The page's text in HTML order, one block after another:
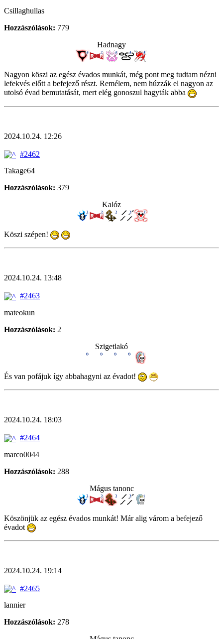
Csillaghullas
Hozzászólások: 779
Hadnagy
Nagyon köszi az egész évados munkát, még pont meg tudtam nézni
lefekvés előtt a befejező részt. Remélem, nem húzzák el nagyon az
utolsó évad bemutatását, mert elég gonoszul hagyták abba
2024.10.24. 12:26
#2462
Takage64
Hozzászólások: 379
Kalóz
Köszi szépen!
2024.10.24. 13:48
#2463
mateokun
Hozzászólások: 2
Szigetlakó
És van pofájuk így abbahagyni az évadot!
2024.10.24. 18:03
#2464
marco0044
Hozzászólások: 288
Mágus tanonc
Köszönjük az egész évados munkát! Már alig várom a befejező
évadot
2024.10.24. 19:14
#2465
lannier
Hozzászólások: 278